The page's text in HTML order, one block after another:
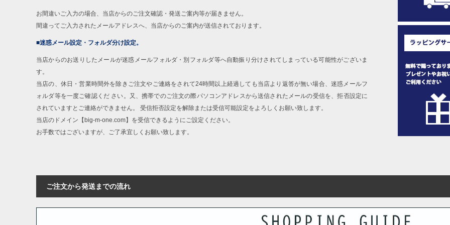
お間違いご入力の場合、当店からのご注文確認・発送ご案内等が届きません。
間違ってご入力されたメールアドレスへ、当店からのご案内が送信されております。
■迷惑メール設定・フォルダ分け設定。
当店からのお送りしたメールが迷惑メールフォルダ・別フォルダ等へ自動振り分けされてしまっている可能性がございま
す。
当店の、休日・営業時間外を除きご注文やご連絡をされて24時間以上経過しても当店より返答が無い場合、迷惑メールフ
ォルダ等を一度ご確認くだ さい。又、携帯でのご注文の際パソコンアドレスから送信されたメールの受信を、拒否設定に
されていますとご連絡ができません。 受信拒否設定を解除または受信可能設定をよろしくお願い致します。
当店のドメイン【big-m-one.com】を受信できるようにご設定ください。
お手数ではございますが、ご了承宜しくお願い致します。
ご注文から発送までの流れ